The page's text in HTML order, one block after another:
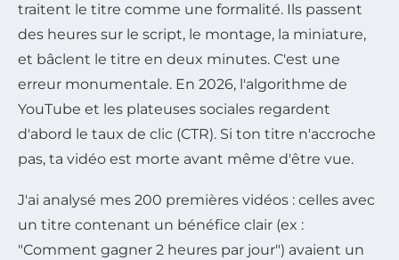
traitent le titre comme une formalité. Ils passent
des heures sur le script, le montage, la miniature,
et bâclent le titre en deux minutes. C'est une
erreur monumentale. En 2026, l'algorithme de
YouTube et les plateuses sociales regardent
d'abord le taux de clic (CTR). Si ton titre n'accroche
pas, ta vidéo est morte avant même d'être vue.
J'ai analysé mes 200 premières vidéos : celles avec
un titre contenant un bénéfice clair (ex :
"Comment gagner 2 heures par jour") avaient un